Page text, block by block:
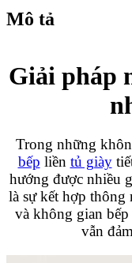
Mô tả
Giải pháp
Trong những
bếp liền tủ giày
hướng được nhiều
là sự kết hợp
và không gian
vẫn